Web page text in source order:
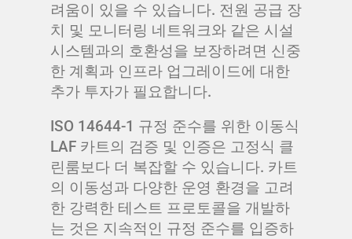
려움이 있을 수 있습니다. 전원 공급 장
치 및 모니터링 네트워크와 같은 시설
시스템과의 호환성을 보장하려면 신중
한 계획과 인프라 업그레이드에 대한
추가 투자가 필요합니다.
ISO 14644-1 규정 준수를 위한 이동식
LAF 카트의 검증 및 인증은 고정식 클
린룸보다 더 복잡할 수 있습니다. 카트
의 이동성과 다양한 운영 환경을 고려
한 강력한 테스트 프로토콜을 개발하
는 것은 지속적인 규정 준수를 입증하